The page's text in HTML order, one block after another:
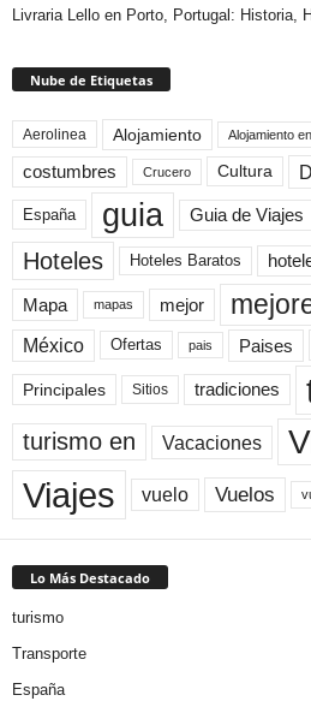
Livraria Lello en Porto, Portugal: Historia,
Nube de Etiquetas
Aerolinea Alojamiento Alojamiento en
costumbres Crucero Cultura
España guia Guia de Viajes
Hoteles Hoteles Baratos
Mapa mapas mejor
México Ofertas pais Paises
Principales Sitios tradiciones
turismo en Vacaciones
Viajes vuelo Vuelos
Lo Más Destacado
turismo
Transporte
España